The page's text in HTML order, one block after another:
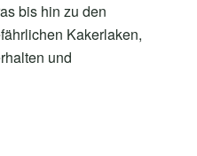
bis hin zu den
Kakerlaken,
und